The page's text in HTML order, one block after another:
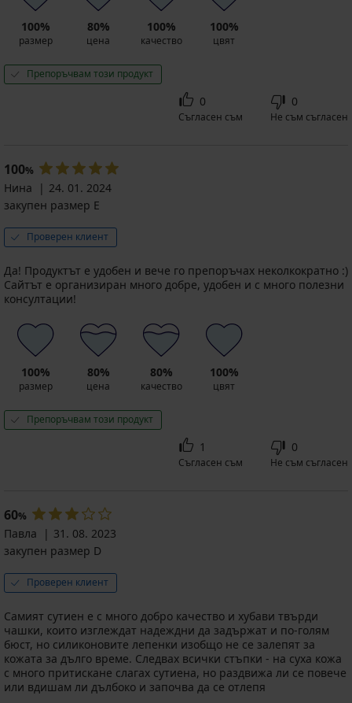
код
ALL25
ALL25
100%
размер
80%
цена
100%
качество
100%
цвят
Препоръчвам този продукт
0
Съгласен съм
0
Не съм съгласен
100%
Нина
24. 01. 2024
закупен размер E
Проверен клиент
Да! Продуктът е удобен и вече го препоръчах неколкократно :)
Сайтът е организиран много добре, удобен и с много полезни
консултации!
100%
размер
80%
цена
80%
качество
100%
цвят
Препоръчвам този продукт
1
Съгласен съм
0
Не съм съгласен
60%
Павла
31. 08. 2023
закупен размер D
Проверен клиент
Самият сутиен е с много добро качество и хубави твърди
чашки, които изглеждат надеждни да задържат и по-голям
бюст, но силиконовите лепенки изобщо не се залепят за
кожата за дълго време. Следвах всички стъпки - на суха кожа
с много притискане слагах сутиена, но раздвижа ли се повече
или вдишам ли дълбоко и започва да се отлепя